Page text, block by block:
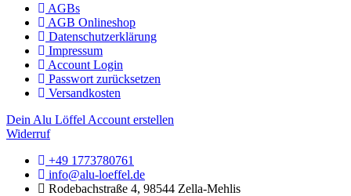
AGBs
AGB Onlineshop
Datenschutzerklärung
Impressum
Account Login
Passwort zurücksetzen
Versandkosten
Dein Alu Löffel Account erstellen
Widerruf
+49 1773780761
info@alu-loeffel.de
Rodebachstraße 4, 98544 Zella-Mehlis